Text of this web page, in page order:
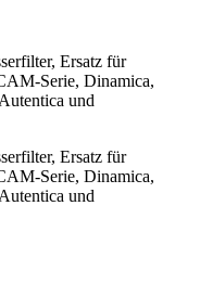
Ersatz für
Serie, Dinamica,
und
Ersatz für
Serie, Dinamica,
und